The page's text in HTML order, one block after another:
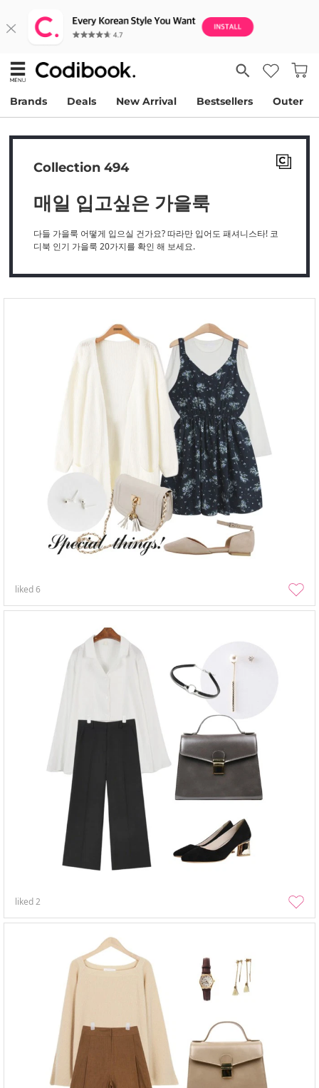
Brands Deals New Arrival Bestsellers Outer
Collection 494
매일 입고싶은 가을룩
다들 가을룩 어떻게 입으실 건가요? 따라만 입어도 패셔니스타! 코
디북 인기 가을룩 20가지를 확인 해 보세요.
liked6
liked2